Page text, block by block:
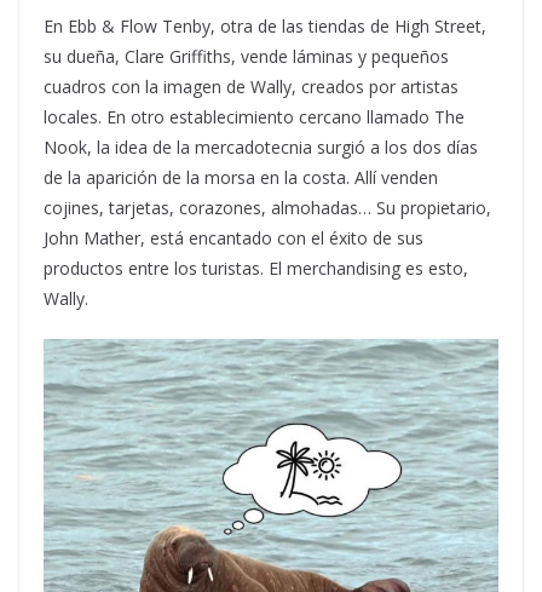
En Ebb & Flow Tenby, otra de las tiendas de High Street,
su dueña, Clare Griffiths, vende láminas y pequeños
cuadros con la imagen de Wally, creados por artistas
locales. En otro establecimiento cercano llamado The
Nook, la idea de la mercadotecnia surgió a los dos días
de la aparición de la morsa en la costa. Allí venden
cojines, tarjetas, corazones, almohadas… Su propietario,
John Mather, está encantado con el éxito de sus
productos entre los turistas. El merchandising es esto,
Wally.